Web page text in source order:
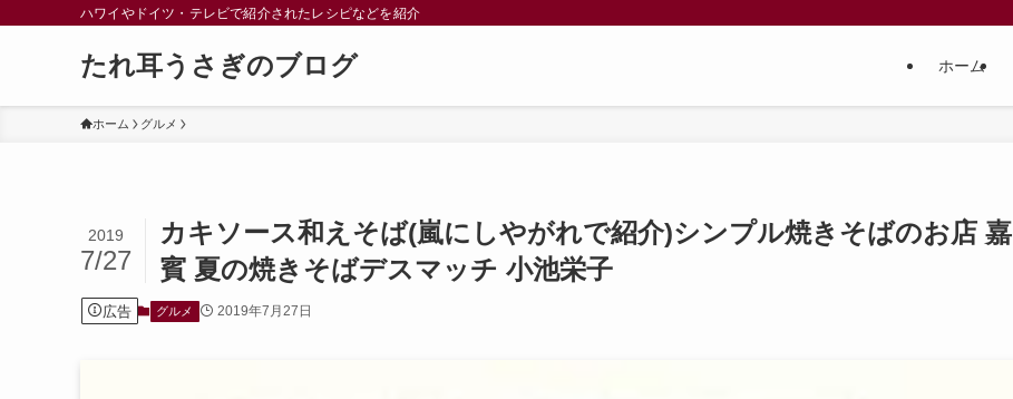
ハワイやドイツ・テレビで紹介されたレシピなどを紹介
たれ耳うさぎのブログ ホーム
ホーム グルメ
カキソース和えそば(嵐にしやがれで紹介)シンプル焼きそばのお店 嘉
賓 夏の焼きそばデスマッチ 小池栄子
2019
7/27
広告 グルメ 2019年7月27日